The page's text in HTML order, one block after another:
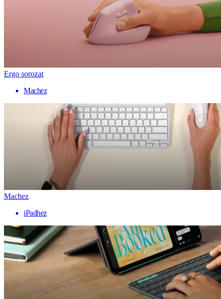
Ergo sorozat
Machez
Machez
iPadhez